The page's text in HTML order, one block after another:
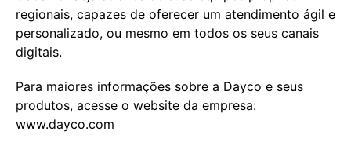
regionais, capazes de oferecer um atendimento ágil e
personalizado, ou mesmo em todos os seus canais
digitais.
Para maiores informações sobre a Dayco e seus
produtos, acesse o website da empresa:
www.dayco.com